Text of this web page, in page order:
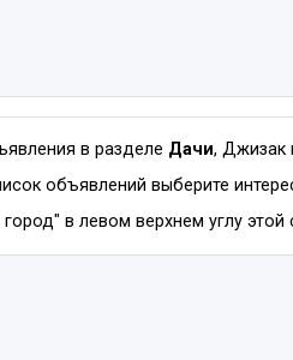
в разделе Дачи, Джизак
объявлений выберите
в левом верхнем углу